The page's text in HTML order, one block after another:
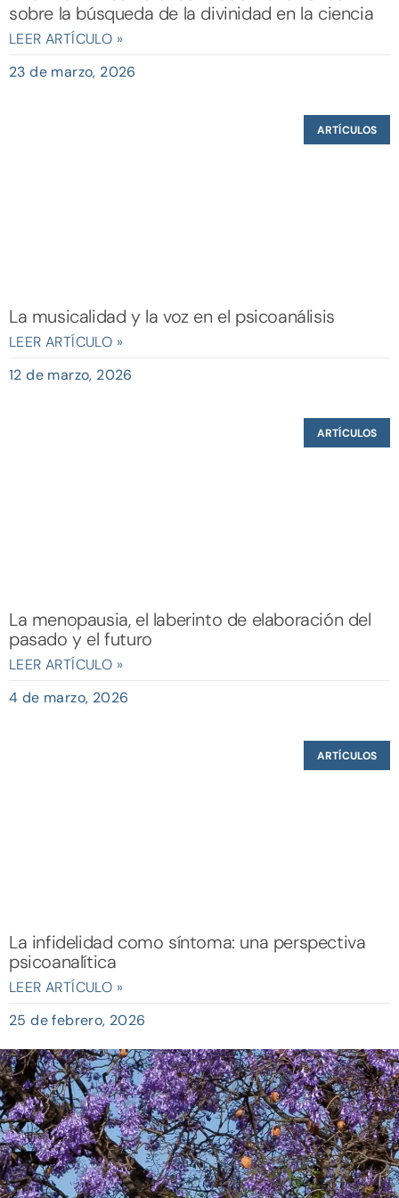
sobre la búsqueda de la divinidad en la ciencia
LEER ARTÍCULO »
23 de marzo, 2026
ARTÍCULOS
La musicalidad y la voz en el psicoanálisis
LEER ARTÍCULO »
12 de marzo, 2026
ARTÍCULOS
La menopausia, el laberinto de elaboración del
pasado y el futuro
LEER ARTÍCULO »
4 de marzo, 2026
ARTÍCULOS
La infidelidad como síntoma: una perspectiva
psicoanalítica
LEER ARTÍCULO »
25 de febrero, 2026